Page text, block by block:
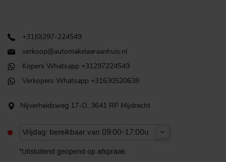
+31(0)297-224549
verkoop@automakelaaraanhuis.nl
Kopers Whatsapp +31297224549
Verkopers Whatsapp +31630520638
Nijverheidsweg 17-O, 3641 RP Mijdrecht
Vrijdag: bereikbaar van 09:00-17:00u
*Uitsluitend geopend op afspraak.